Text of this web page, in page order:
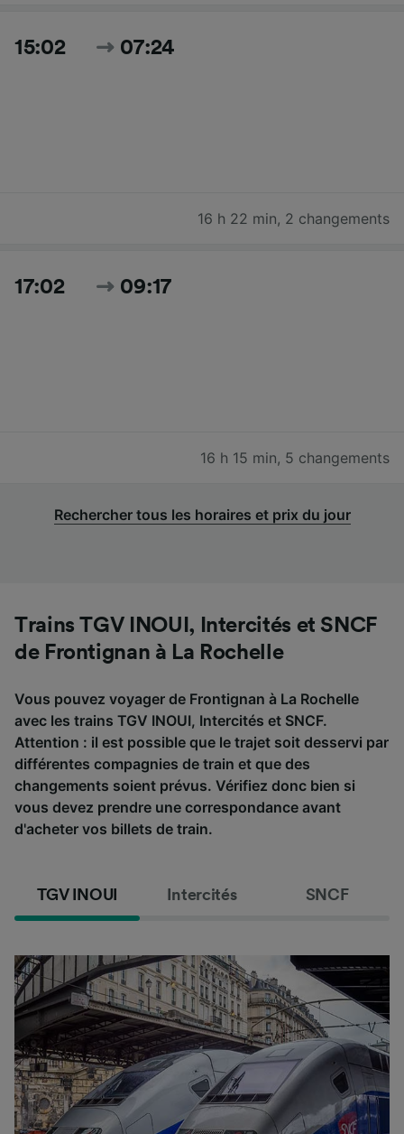
15:02 07:24
16 h 22 min, 2 changements
17:02 09:17
16 h 15 min, 5 changements
Rechercher tous les horaires et prix du jour
Trains TGV INOUI, Intercités et SNCF
de Frontignan à La Rochelle
Vous pouvez voyager de Frontignan à La Rochelle
avec les trains TGV INOUI, Intercités et SNCF.
Attention : il est possible que le trajet soit desservi par
différentes compagnies de train et que des
changements soient prévus. Vérifiez donc bien si
vous devez prendre une correspondance avant
d'acheter vos billets de train.
TGV INOUI Intercités SNCF